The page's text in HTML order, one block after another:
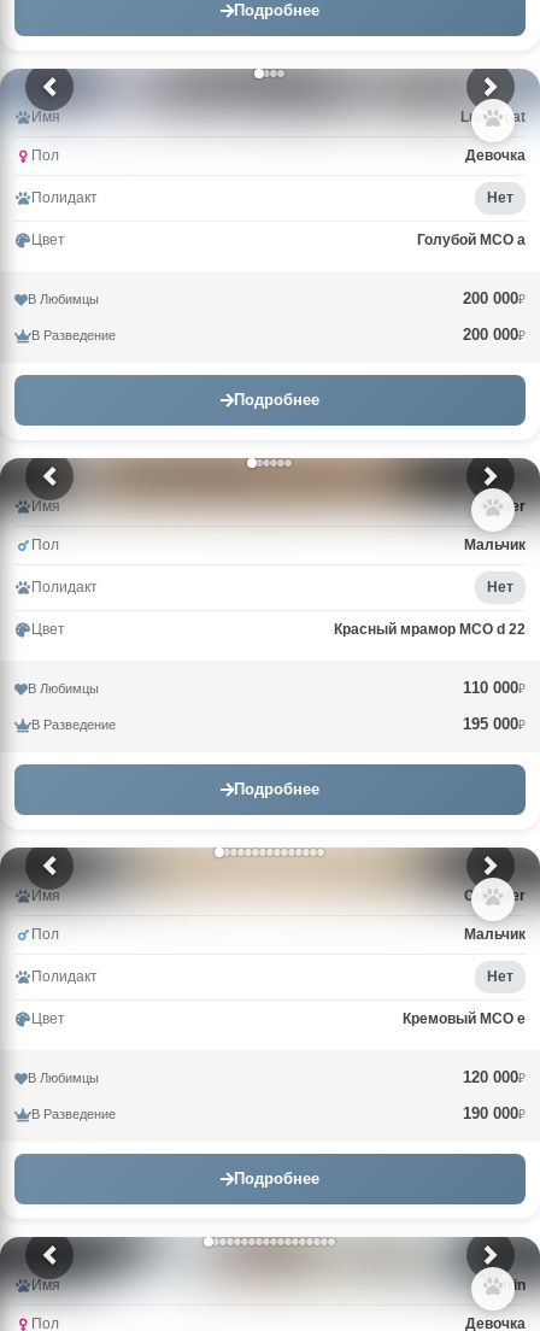
Подробнее
Имя Lunar cat
Пол Девочка
Полидакт Нет
Цвет Голубой MCO a
В Любимцы 200 000₽
В Разведение 200 000₽
Подробнее
Имя Crater
Пол Мальчик
Полидакт Нет
Цвет Красный мрамор MCO d 22
В Любимцы 110 000₽
В Разведение 195 000₽
Подробнее
Имя Cristofer
Пол Мальчик
Полидакт Нет
Цвет Кремовый MCO e
В Любимцы 120 000₽
В Разведение 190 000₽
Подробнее
Имя Catrin
Пол Девочка